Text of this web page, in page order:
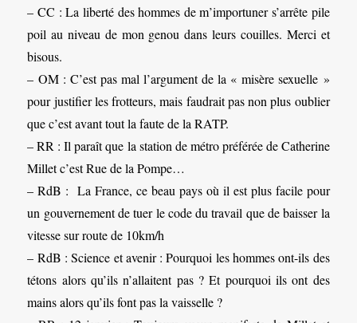
– CC : La liberté des hommes de m’importuner s’arrête pile
poil au niveau de mon genou dans leurs couilles. Merci et
bisous.
– OM : C’est pas mal l’argument de la « misère sexuelle »
pour justifier les frotteurs, mais faudrait pas non plus oublier
que c’est avant tout la faute de la RATP.
– RR : Il paraît que la station de métro préférée de Catherine
Millet c’est Rue de la Pompe…
– RdB : La France, ce beau pays où il est plus facile pour
un gouvernement de tuer le code du travail que de baisser la
vitesse sur route de 10km/h
– RdB : Science et avenir : Pourquoi les hommes ont-ils des
tétons alors qu’ils n’allaitent pas ? Et pourquoi ils ont des
mains alors qu’ils font pas la vaisselle ?